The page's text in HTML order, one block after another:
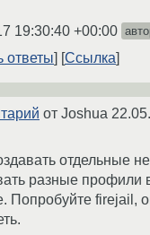
19:30:40 +00:00
ответы Ссылка
от Joshua
отдельные
разные профили
Попробуйте firejail,